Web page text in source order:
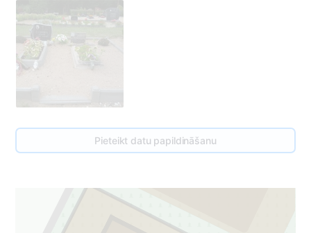
Pieteikt datu papildināšanu
1